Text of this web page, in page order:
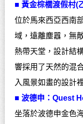
■ 黃金棕櫚渡假村(
位於馬來西亞西南
域，遠離塵囂，無
熱帶天堂，設計結
響採用了天然的混
入風景如畫的設計
■ 波德申： Quest
坐落於波德申金色